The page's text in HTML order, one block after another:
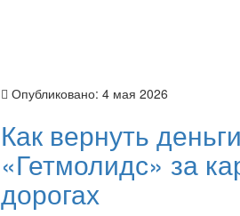
Опубликовано: 4 мая 2026
Как вернуть
«Гетмолидс» за
дорогах